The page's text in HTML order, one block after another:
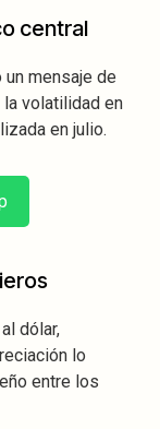
central
mensaje de
volatilidad en
en julio.
dólar,
lo
entre los